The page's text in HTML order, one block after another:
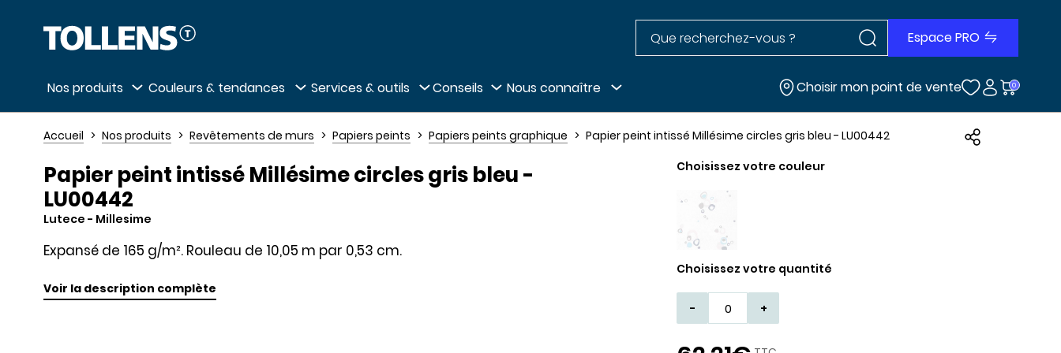
Passer la liste des magasins et aller au pied de page Rechercher dans le site Rechercher dans le site
Espace PRO
Nos produits Couleurs & tendances Services & outils Conseils Nous connaître Choisir mon point de vente 0
Accueil Nos produits Revêtements de murs Papiers peints Papiers peints graphique Papier peint intissé Millésime circles gris bleu - LU00442
Papier peint intissé Millésime circles gris bleu -
LU00442
Lutece - Millesime
Expansé de 165 g/m². Rouleau de 10,05 m par 0,53 cm.
Voir la description complète
Choisissez votre couleur
Choisissez votre quantité
- +